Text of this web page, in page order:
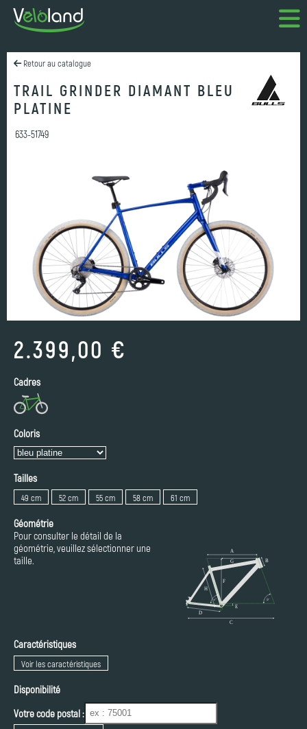
Retour au catalogue
TRAIL GRINDER DIAMANT BLEU
PLATINE
633-51749
2.399,00 €
Cadres
Coloris
Tailles
49 cm 52 cm 55 cm 58 cm 61 cm
Géométrie
Pour consulter le détail de la
géométrie, veuillez sélectionner une
taille.
Caractéristiques
Voir les caractéristiques
Disponibilité
Votre code postal :